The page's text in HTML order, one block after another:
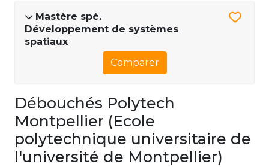
Mastère spé.
Développement de systèmes
spatiaux
Comparer
Débouchés Polytech
Montpellier (Ecole
polytechnique universitaire de
l'université de Montpellier)